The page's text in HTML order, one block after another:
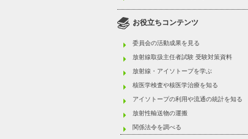
お役立ちコンテンツ
委員会の活動成果を見る
放射線取扱主任者試験 受験対策資料
放射線・アイソトープを学ぶ
核医学検査や核医学治療を知る
アイソトープの利用や流通の統計を知る
放射性輸送物の運搬
関係法令を調べる